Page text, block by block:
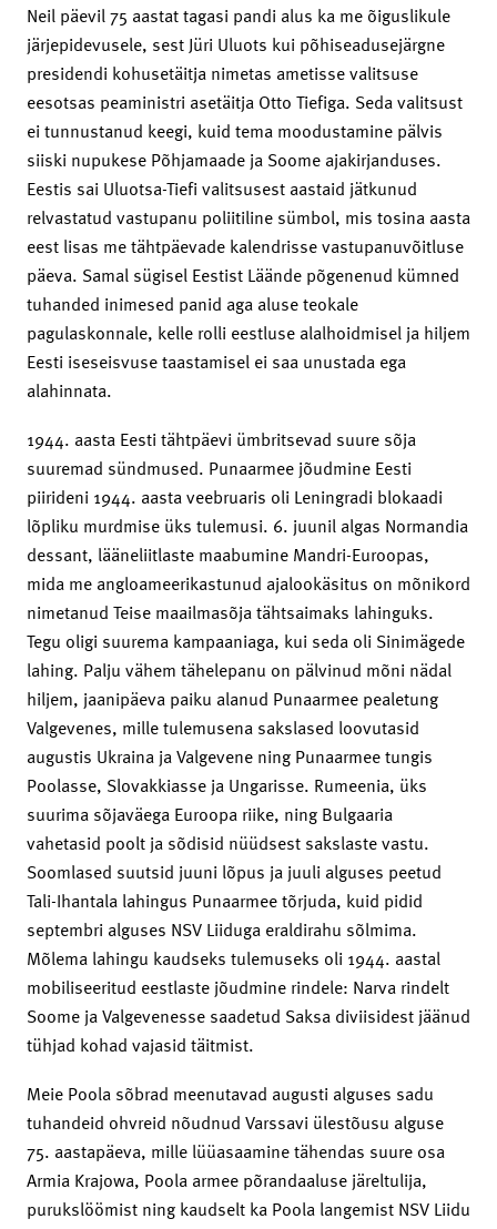
Neil päevil 75 aastat tagasi pandi alus ka me õiguslikule
järjepidevusele, sest Jüri Uluots kui põhiseadusejärgne
presidendi kohusetäitja nimetas ametisse valitsuse
eesotsas peaministri asetäitja Otto Tiefiga. Seda valitsust
ei tunnustanud keegi, kuid tema moodustamine pälvis
siiski nupukese Põhjamaade ja Soome ajakirjanduses.
Eestis sai Uluotsa-Tiefi valitsusest aastaid jätkunud
relvastatud vastupanu poliitiline sümbol, mis tosina aasta
eest lisas me tähtpäevade kalendrisse vastupanuvõitluse
päeva. Samal sügisel Eestist Läände põgenenud kümned
tuhanded inimesed panid aga aluse teokale
pagulaskonnale, kelle rolli eestluse alalhoidmisel ja hiljem
Eesti iseseisvuse taastamisel ei saa unustada ega
alahinnata.
1944. aasta Eesti tähtpäevi ümbritsevad suure sõja
suuremad sündmused. Punaarmee jõudmine Eesti
piirideni 1944. aasta veebruaris oli Leningradi blokaadi
lõpliku murdmise üks tulemusi. 6. juunil algas Normandia
dessant, lääneliitlaste maabumine Mandri-Euroopas,
mida me angloameerikastunud ajalookäsitus on mõnikord
nimetanud Teise maailmasõja tähtsaimaks lahinguks.
Tegu oligi suurema kampaaniaga, kui seda oli Sinimägede
lahing. Palju vähem tähelepanu on pälvinud mõni nädal
hiljem, jaanipäeva paiku alanud Punaarmee pealetung
Valgevenes, mille tulemusena sakslased loovutasid
augustis Ukraina ja Valgevene ning Punaarmee tungis
Poolasse, Slovakkiasse ja Ungarisse. Rumeenia, üks
suurima sõjaväega Euroopa riike, ning Bulgaaria
vahetasid poolt ja sõdisid nüüdsest sakslaste vastu.
Soomlased suutsid juuni lõpus ja juuli alguses peetud
Tali-Ihantala lahingus Punaarmee tõrjuda, kuid pidid
septembri alguses NSV Liiduga eraldirahu sõlmima.
Mõlema lahingu kaudseks tulemuseks oli 1944. aastal
mobiliseeritud eestlaste jõudmine rindele: Narva rindelt
Soome ja Valgevenesse saadetud Saksa diviisidest jäänud
tühjad kohad vajasid täitmist.
Meie Poola sõbrad meenutavad augusti alguses sadu
tuhandeid ohvreid nõudnud Varssavi ülestõusu alguse
75. aastapäeva, mille lüüasaamine tähendas suure osa
Armia Krajowa, Poola armee põrandaaluse järeltulija,
purukslöömist ning kaudselt ka Poola langemist NSV Liidu